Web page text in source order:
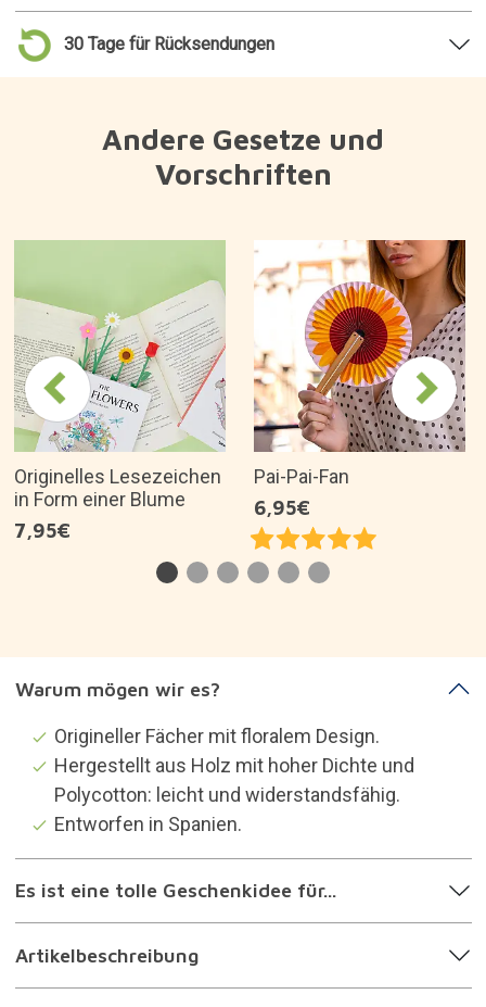
30 Tage für Rücksendungen
Andere Gesetze und
Vorschriften
Originelles Lesezeichen
in Form einer Blume
7,95€
Pai-Pai-Fan
6,95€
Warum mögen wir es?
Origineller Fächer mit floralem Design.
Hergestellt aus Holz mit hoher Dichte und
Polycotton: leicht und widerstandsfähig.
Entworfen in Spanien.
Es ist eine tolle Geschenkidee für...
Artikelbeschreibung